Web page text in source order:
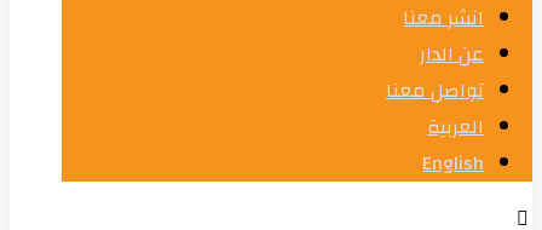
انشر معنا
عن الدار
تواصل معنا
العربية
English